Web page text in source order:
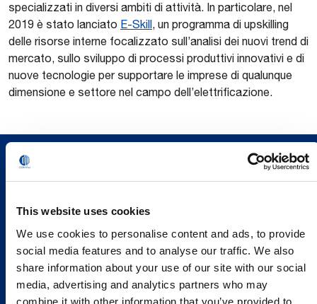
This website uses cookies
We use cookies to personalise content and ads, to provide
social media features and to analyse our traffic. We also
share information about your use of our site with our social
media, advertising and analytics partners who may
combine it with other information that you’ve provided to
specializzati in diversi ambiti di attività. In particolare, nel
2019 è stato lanciato E-Skill, un programma di upskilling
delle risorse interne focalizzato sull’analisi dei nuovi trend di
mercato, sullo sviluppo di processi produttivi innovativi e di
nuove tecnologie per supportare le imprese di qualunque
dimensione e settore nel campo dell’elettrificazione.